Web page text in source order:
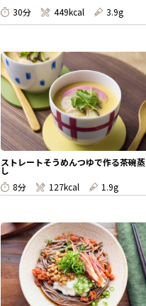
30分
449kcal 3.9g
ストレートそうめんつゆで作る茶碗蒸
し
8分
127kcal 1.9g